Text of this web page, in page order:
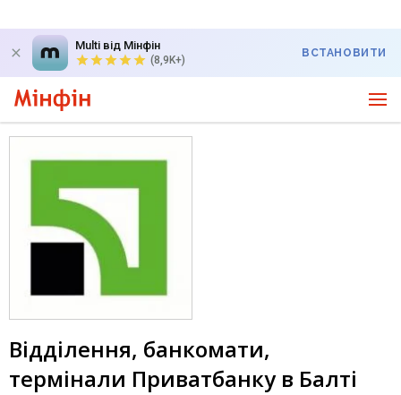
Multi від Мінфін
(8,9K+)
ВСТАНОВИТИ
Відділення, банкомати,
термінали Приватбанку в Балті